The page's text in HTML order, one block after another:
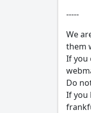
-----
We
them
If you
Do
If you